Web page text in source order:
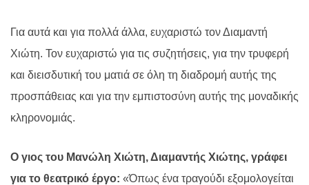
Για αυτά και για πολλά άλλα, ευχαριστώ τον Διαμαντή
Χιώτη. Τον ευχαριστώ για τις συζητήσεις, για την τρυφερή
και διεισδυτική του ματιά σε όλη τη διαδρομή αυτής της
προσπάθειας και για την εμπιστοσύνη αυτής της μοναδικής
κληρονομιάς.
Ο γιος του Μανώλη Χιώτη, Διαμαντής Χιώτης, γράφει
για το θεατρικό έργο: «Όπως ένα τραγούδι εξομολογείται